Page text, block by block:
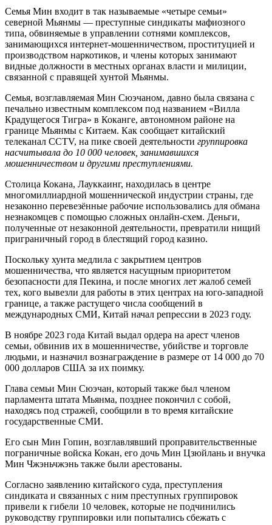
Семья Мин входит в так называемые «четыре семьи»
северной Мьянмы — преступные синдикаты мафиозного
типа, обвиняемые в управлении сотнями комплексов,
занимающихся интернет-мошенничеством, проституцией и
производством наркотиков, и члены которых занимают
видные должности в местных органах власти и милиции,
связанной с правящей хунтой Мьянмы.
Семья, возглавляемая Мин Сюэчаном, давно была связана с
печально известным комплексом под названием «Вилла
Крадущегося Тигра» в Коканге, автономном районе на
границе Мьянмы с Китаем. Как сообщает китайский
телеканал CCTV, на пике своей деятельности группировка
насчитывала до 10 000 человек, занимавшихся
мошенничеством и другими преступлениями.
Столица Кокана, Лауккаинг, находилась в центре
многомиллиардной мошеннической индустрии страны, где
незаконно перевезённые рабочие использовались для обмана
незнакомцев с помощью сложных онлайн-схем. Деньги,
полученные от незаконной деятельности, превратили нищий
приграничный город в блестящий город казино.
Поскольку хунта медлила с закрытием центров
мошенничества, что является насущным приоритетом
безопасности для Пекина, и после многих лет жалоб семей
тех, кого вывезли для работы в этих центрах на юго-западной
границе, а также растущего числа сообщений в
международных СМИ, Китай начал репрессии в 2023 году.
В ноябре 2023 года Китай выдал ордера на арест членов
семьи, обвинив их в мошенничестве, убийстве и торговле
людьми, и назначил вознаграждение в размере от 14 000 до 70
000 долларов США за их поимку.
Глава семьи Мин Сюэчан, который также был членом
парламента штата Мьянма, позднее покончил с собой,
находясь под стражей, сообщили в то время китайские
государственные СМИ.
Его сын Мин Гопин, возглавлявший проправительственные
пограничные войска Кокан, его дочь Мин Цзюйлань и внучка
Мин Чжэньчжэнь также были арестованы.
Согласно заявлению китайского суда, преступления
синдиката и связанных с ним преступных группировок
привели к гибели 10 человек, которые не подчинились
руководству группировки или попытались сбежать с